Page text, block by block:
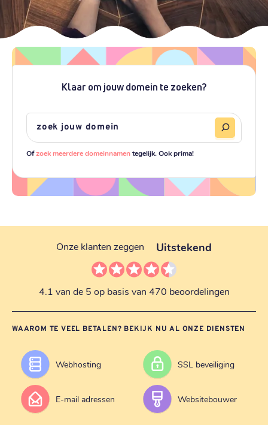
Klaar om jouw domein te zoeken?
Ofzoek meerdere domeinnamentegelijk. Ook prima!
Onze klanten zeggen Uitstekend
4.1 van de 5 op basis van 470 beoordelingen
WAAROM TE VEEL BETALEN? BEKIJK NU AL ONZE DIENSTEN
Webhosting SSL beveiliging
E-mail adressen Websitebouwer